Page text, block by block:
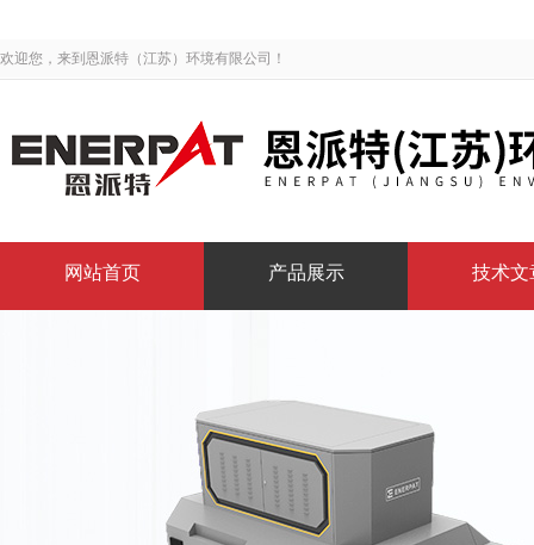
欢迎您，来到恩派特（江苏）环境有限公司！
网站首页 产品展示 技术文